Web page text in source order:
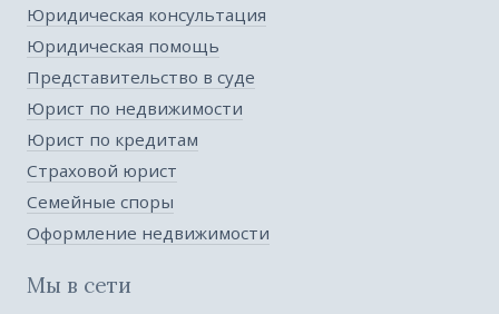
Юридическая консультация
Юридическая помощь
Представительство в суде
Юрист по недвижимости
Юрист по кредитам
Страховой юрист
Семейные споры
Оформление недвижимости
Мы в сети